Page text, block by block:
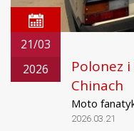
21/03
2026
Polonez
Chinach
Moto
2026.03.21